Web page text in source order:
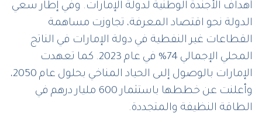
أهداف الأجندة الوطنية لدولة الإمارات. وفي إطار سعي
الدولة نحو اقتصاد المعرفة، تجاوزت مساهمة
القطاعات غير النفطية في دولة الإمارات في الناتج
المحلي الإجمالي 74% في عام 2023. كما تعهدت
الإمارات بالوصول إلىى الحياد المناخي بحلول عام 2050،
وأعلنت عن خططها باستثمار 600 مليار درهم في
الطاقة النظيفة والمتجددة.